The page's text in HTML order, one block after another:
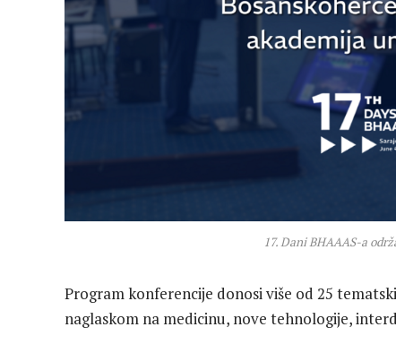
17. Dani BHAAAS-a
Program konferencije donosi više od 25
naglaskom na medicinu, nove tehnologije,